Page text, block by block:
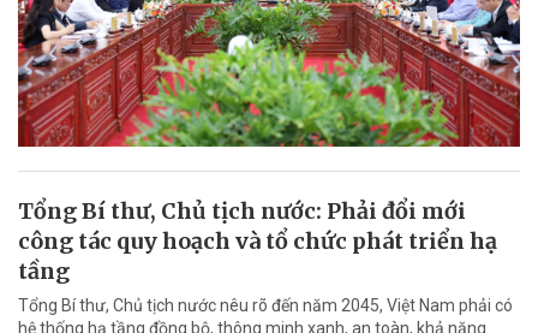
Tổng Bí thư, Chủ tịch nước: Phải đổi mới
công tác quy hoạch và tổ chức phát triển hạ
tầng
Tổng Bí thư, Chủ tịch nước nêu rõ đến năm 2045, Việt Nam phải có
hệ thống hạ tầng đồng bộ, thông minh xanh, an toàn, khả năng